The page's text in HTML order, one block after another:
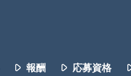
報酬 応募資格